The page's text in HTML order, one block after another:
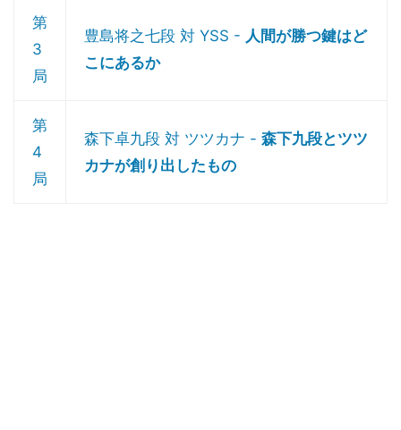
第
3
局
豊島将之七段 対 YSS - 人間が勝つ鍵はど
こにあるか
第
4
局
森下卓九段 対 ツツカナ - 森下九段とツツ
カナが創り出したもの